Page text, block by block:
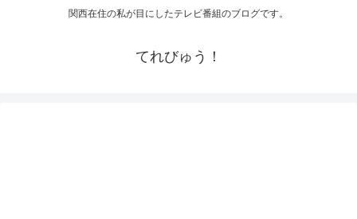
関西在住の私が目にしたテレビ番組のブログです。
てれびゅう！